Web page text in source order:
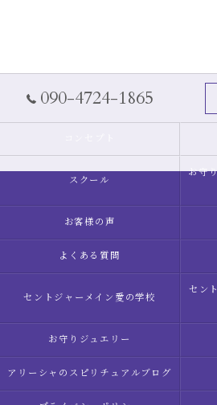
090-4724-1865
スクール
お守
お客様の声
よくある質問
セントジャーメイン愛の学校
セン
お守りジュエリー
アリーシャのスピリチュアルブログ